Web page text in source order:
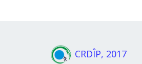
CRDÎP, 2017